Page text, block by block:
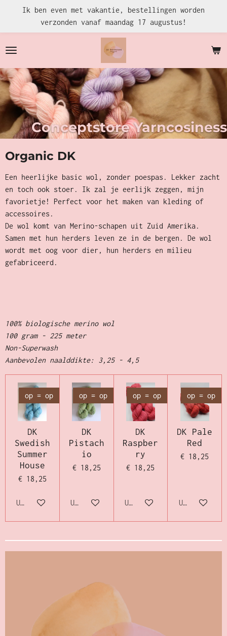
naar
de
Ik ben even met vakantie, bestellingen worden
verzonden vanaf maandag 17 augustus!
Conceptstore Yarncosiness
Organic DK
Een heerlijke basic wol, zonder poespas. Lekker zacht
en toch ook stoer. Ik zal je eerlijk zeggen, mijn
favorietje! Perfect voor het maken van kleding of
accessoires.
De wol komt van Merino-schapen uit Zuid Amerika.
Samen met hun herders leven ze in de bergen. De wol
wordt met oog voor dier, hun herders en milieu
gefabriceerd.
100% biologische merino wol
100 gram - 225 meter
Non-Superwash
Aanbevolen naalddikte: 3,25 - 4,5
op = op
DK
Swedish
Summer
House
€ 18,25
Uitverkocht
op = op
DK
Pistach
io
€ 18,25
Uitverkocht
op = op
DK
Raspber
ry
€ 18,25
Uitverkocht
op = op
DK Pale
Red
€ 18,25
Uitverkocht